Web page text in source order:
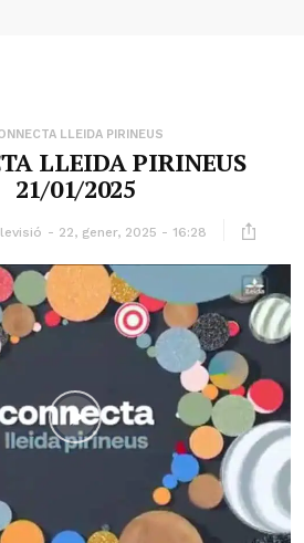
LLEIDA PIRINEUS
LLEIDA PIRINEUS
21/01/2025
22, gener, 2025 - 16:28